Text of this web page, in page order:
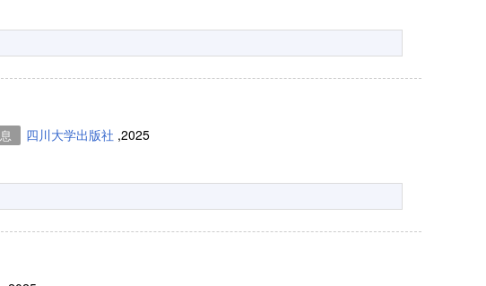
四川大学出版社 ,2025